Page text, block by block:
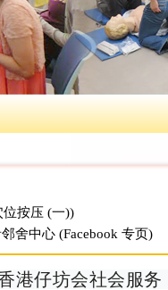
位按压 (一))
舍中心 (Facebook 专页)
港仔坊会社会服